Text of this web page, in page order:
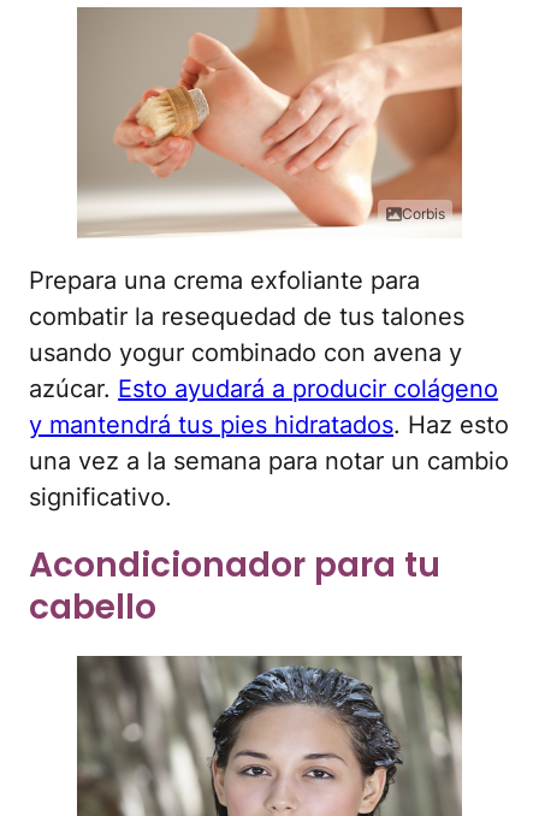
Corbis
Prepara una crema exfoliante para
combatir la resequedad de tus talones
usando yogur combinado con avena y
azúcar. Esto ayudará a producir colágeno
y mantendrá tus pies hidratados. Haz esto
una vez a la semana para notar un cambio
significativo.
Acondicionador para tu
cabello